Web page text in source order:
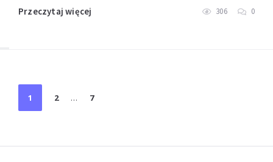
Przeczytaj więcej 306 0
Stronicowanie
wpisów
1 2 … 7